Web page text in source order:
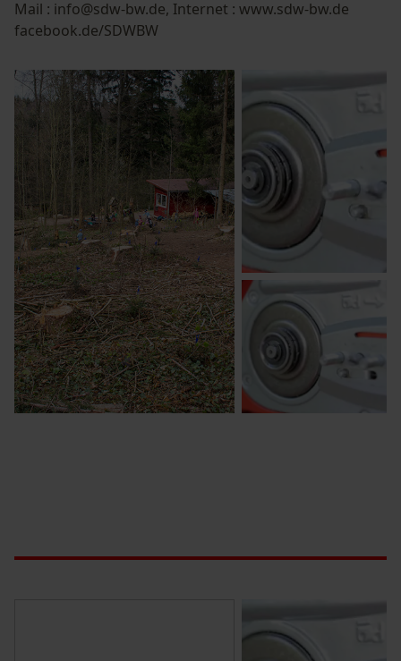
Mail : info@sdw-bw.de, Internet : www.sdw-bw.de
facebook.de/SDWBW